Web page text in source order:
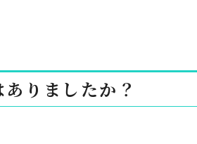
りましたか？